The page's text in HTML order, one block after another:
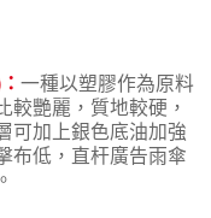
一種以塑膠作為原料
較艷麗，質地較硬，
可加上銀色底油加強
布低，直杆廣告雨傘